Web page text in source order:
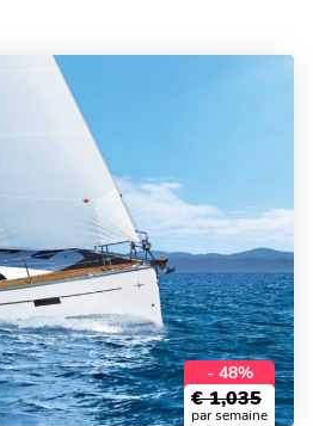
- 48%
€ 1,035
par semaine